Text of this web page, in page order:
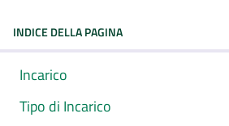
INDICE DELLA PAGINA
Incarico
Tipo di Incarico